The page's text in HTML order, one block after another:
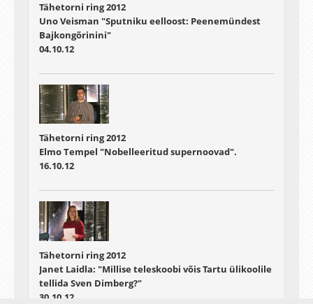
Tähetorni ring 2012
Uno Veisman "Sputniku eelloost: Peenemündest
Bajkongõrinini"
04.10.12
Tähetorni ring 2012
Elmo Tempel "Nobelleeritud supernoovad".
16.10.12
Tähetorni ring 2012
Janet Laidla: "Millise teleskoobi võis Tartu ülikoolile
tellida Sven Dimberg?"
30.10.12